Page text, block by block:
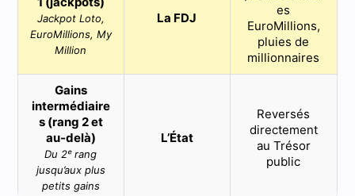
Jackpot Loto,
EuroMillions, My
Million
La FDJ
es
EuroMillions,
pluies de
millionnaires
Gains
intermédiaire
s (rang 2 et
au-delà)
Du 2ᵉ rang
jusqu’aux plus
petits gains
L’État
Reversés
directement
au Trésor
public